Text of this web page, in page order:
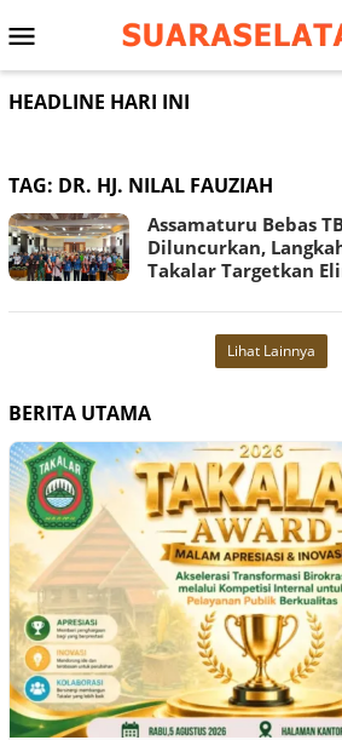
ke
Menu
Mobile
HEADLINE HARI INI
TAG: DR. HJ. NILAL FAUZIAH
Assamaturu Bebas
Diluncurkan,
Takalar Targetkan
Lihat Lainnya
BERITA UTAMA